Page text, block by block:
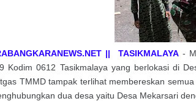
|| TASIKMALAYA-
Kodim 0612 Tasikmalaya yang berlokasi di
TMMD tampak terlihat membereskan
dua desa yaitu Desa Mekarsari